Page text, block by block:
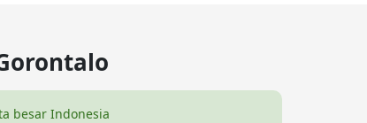
besar Indonesia